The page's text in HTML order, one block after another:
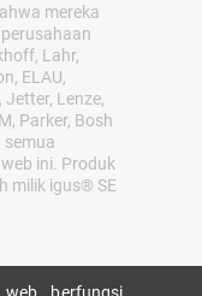
mereka
Lahr,
ELAU,
Jetter, Lenze,
Parker, Bosh
semua
ini. Produk
milik igus® SE
berfungsi